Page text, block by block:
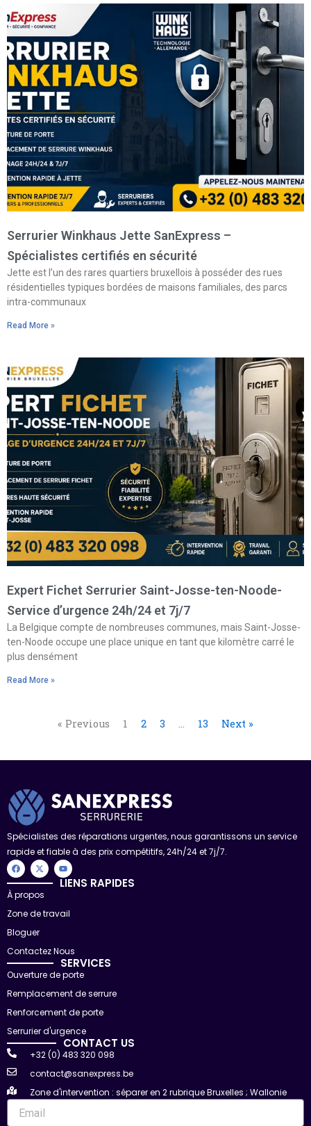
Serrurier Winkhaus Jette SanExpress –
Spécialistes certifiés en sécurité
Jette est l’un des rares quartiers bruxellois à posséder des rues
résidentielles typiques bordées de maisons familiales, des parcs
intra-communaux
Read More »
Expert Fichet Serrurier Saint-Josse-ten-Noode-
Service d’urgence 24h/24 et 7j/7
La Belgique compte de nombreuses communes, mais Saint-Josse-
ten-Noode occupe une place unique en tant que kilomètre carré le
plus densément
Read More »
« Previous 1 2 3 … 13 Next »
Spécialistes des réparations urgentes, nous garantissons un service
rapide et fiable à des prix compétitifs, 24h/24 et 7j/7.
F
a
c
b
o
X
-
t
i
t
r
Y
o
u
t
e
LIENS RAPIDES
À propos
Zone de travail
Bloguer
Contactez Nous
SERVICES
Ouverture de porte
Remplacement de serrure
Renforcement de porte
Serrurier d'urgence
CONTACT US
+32 (0) 483 320 098
contact@sanexpress.be
Zone d'intervention : séparer en 2 rubrique Bruxelles ; Wallonie